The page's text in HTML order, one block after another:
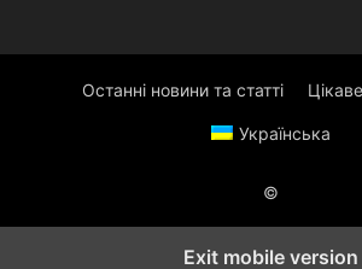
Останні новини та статті
Українська
©
Exit mobile version